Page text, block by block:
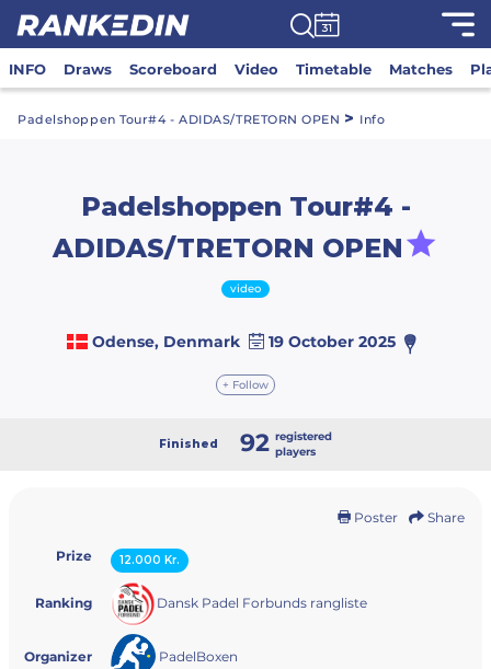
INFO Draws Scoreboard Video Timetable Matches
Padelshoppen Tour#4 - ADIDAS/TRETORN OPEN > Info
Padelshoppen Tour#4 -
ADIDAS/TRETORN OPEN
video
Odense, Denmark 19 October 2025
+ Follow
Finished 92 registered
players
Poster Share
Prize 12.000 Kr.
Ranking Dansk Padel Forbunds rangliste
Organizer PadelBoxen